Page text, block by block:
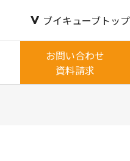
ブイキューブトップ
お問い合わせ
資料請求